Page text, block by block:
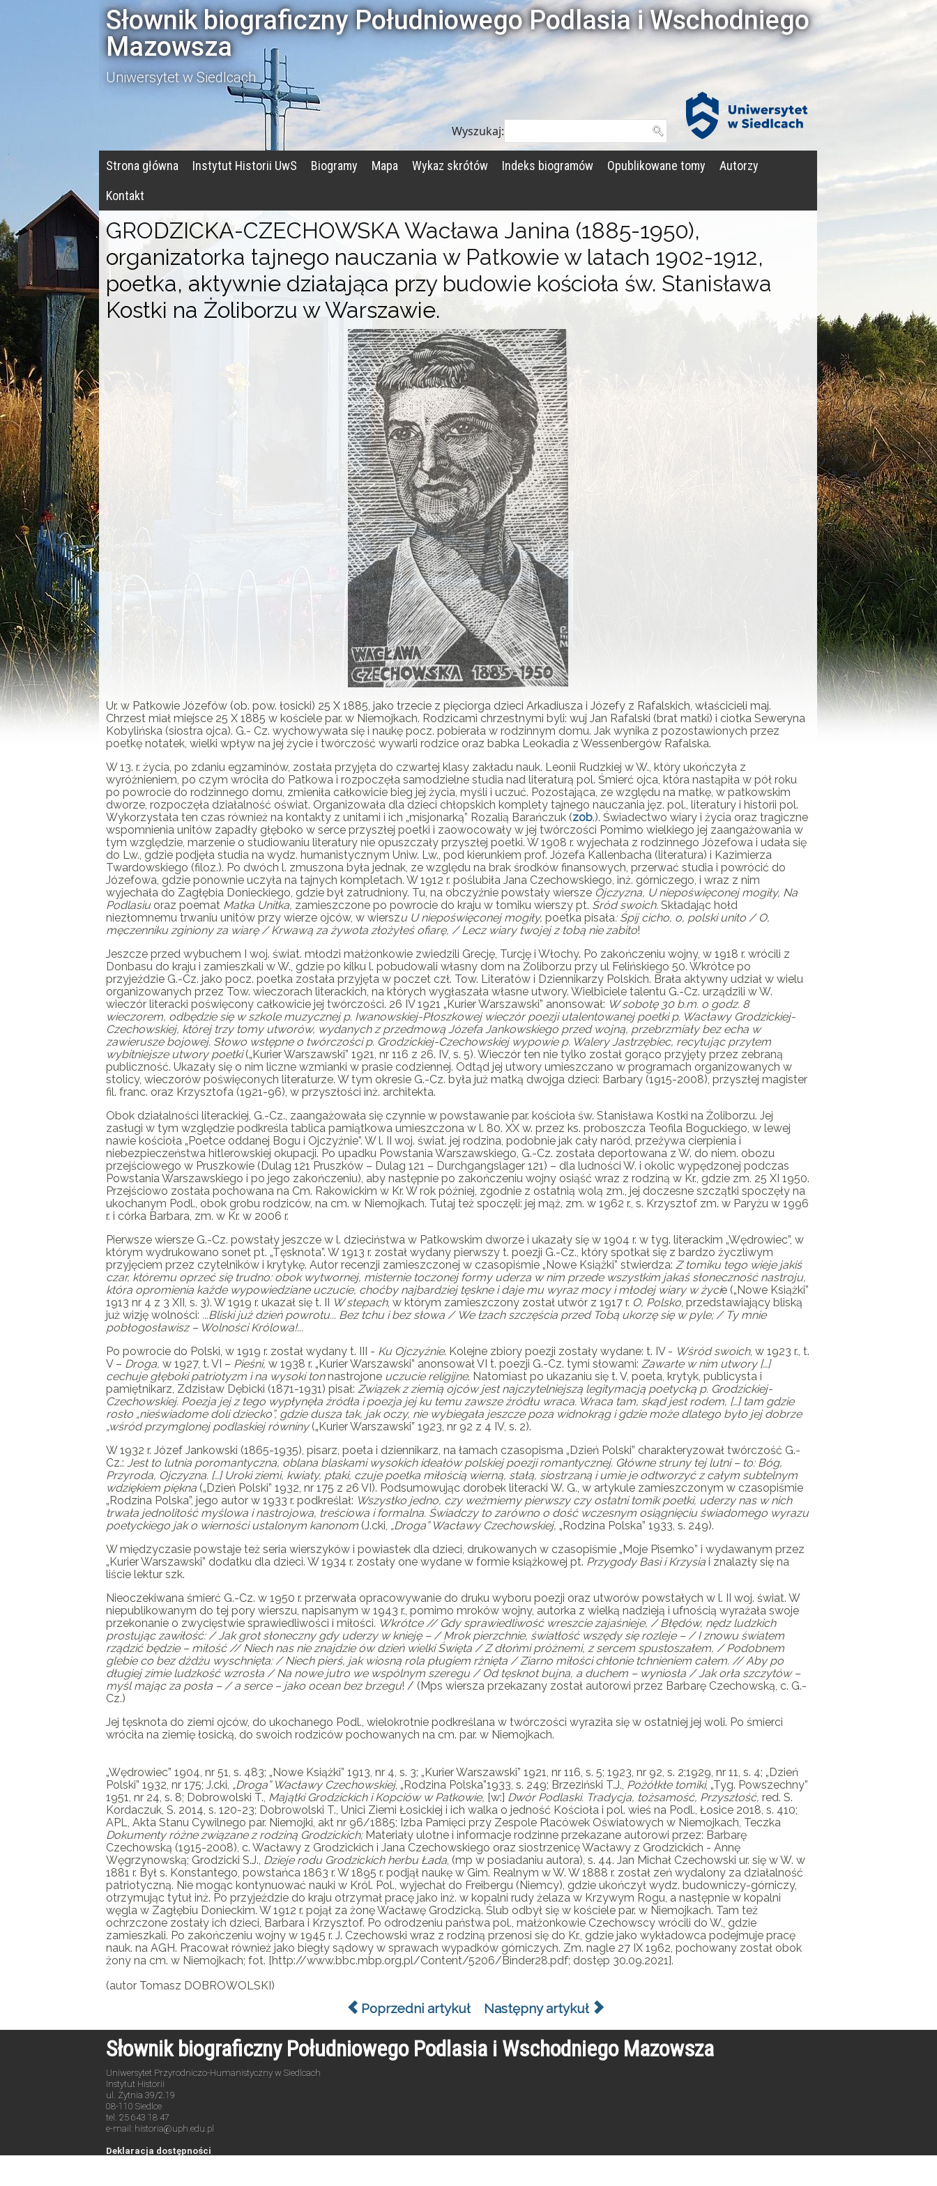
Słownik biograficzny Południowego Podlasia i Wschodniego
Mazowsza
Uniwersytet w Siedlcach
Wyszukaj:
Strona główna Instytut Historii UwS Biogramy Mapa Wykaz skrótów Indeks biogramów Opublikowane tomy Autorzy
Kontakt
GRODZICKA-CZECHOWSKA Wacława Janina (1885-1950),
organizatorka tajnego nauczania w Patkowie w latach 1902-1912,
poetka, aktywnie działająca przy budowie kościoła św. Stanisława
Kostki na Żoliborzu w Warszawie.
Ur. w Patkowie Józefów (ob. pow. łosicki) 25 X 1885, jako trzecie z pięciorga dzieci Arkadiusza i Józefy z Rafalskich, właścicieli maj.
Chrzest miał miejsce 25 X 1885 w kościele par. w Niemojkach. Rodzicami chrzestnymi byli: wuj Jan Rafalski (brat matki) i ciotka Seweryna
Kobylińska (siostra ojca). G.- Cz. wychowywała się i naukę pocz. pobierała w rodzinnym domu. Jak wynika z pozostawionych przez
poetkę notatek, wielki wpływ na jej życie i twórczość wywarli rodzice oraz babka Leokadia z Wessenbergów Rafalska.
W 13. r. życia, po zdaniu egzaminów, została przyjęta do czwartej klasy zakładu nauk. Leonii Rudzkiej w W., który ukończyła z
wyróżnieniem, po czym wróciła do Patkowa i rozpoczęła samodzielne studia nad literaturą pol. Śmierć ojca, która nastąpiła w pół roku
po powrocie do rodzinnego domu, zmieniła całkowicie bieg jej życia, myśli i uczuć. Pozostająca, ze względu na matkę, w patkowskim
dworze, rozpoczęła działalność oświat. Organizowała dla dzieci chłopskich komplety tajnego nauczania jęz. pol., literatury i historii pol.
Wykorzystała ten czas również na kontakty z unitami i ich „misjonarką” Rozalią Barańczuk (zob.). Świadectwo wiary i życia oraz tragiczne
wspomnienia unitów zapadły głęboko w serce przyszłej poetki i zaowocowały w jej twórczości Pomimo wielkiego jej zaangażowania w
tym względzie, marzenie o studiowaniu literatury nie opuszczały przyszłej poetki. W 1908 r. wyjechała z rodzinnego Józefowa i udała się
do Lw., gdzie podjęła studia na wydz. humanistycznym Uniw. Lw., pod kierunkiem prof. Józefa Kallenbacha (literatura) i Kazimierza
Twardowskiego (filoz.). Po dwóch l. zmuszona była jednak, ze względu na brak środków finansowych, przerwać studia i powrócić do
Józefowa, gdzie ponownie uczyła na tajnych kompletach. W 1912 r. poślubiła Jana Czechowskiego, inż. górniczego, i wraz z nim
wyjechała do Zagłębia Donieckiego, gdzie był zatrudniony. Tu, na obczyźnie powstały wiersze Ojczyzna, U niepoświęconej mogiły, Na
Podlasiu oraz poemat Matka Unitka, zamieszczone po powrocie do kraju w tomiku wierszy pt. Śród swoich. Składając hołd
niezłomnemu trwaniu unitów przy wierze ojców, w wierszu U niepoświęconej mogiły, poetka pisała: Śpij cicho, o, polski unito / O,
męczenniku zginiony za wiarę / Krwawą za żywota złożyłeś ofiarę, / Lecz wiary twojej z tobą nie zabito!
Jeszcze przed wybuchem I woj. świat. młodzi małżonkowie zwiedzili Grecję, Turcję i Włochy. Po zakończeniu wojny, w 1918 r. wrócili z
Donbasu do kraju i zamieszkali w W., gdzie po kilku l. pobudowali własny dom na Żoliborzu przy ul Felińskiego 50. Wkrótce po
przyjeździe G.-Cz. jako pocz. poetka została przyjęta w poczet czł. Tow. Literatów i Dziennikarzy Polskich. Brała aktywny udział w wielu
organizowanych przez Tow. wieczorach literackich, na których wygłaszała własne utwory. Wielbiciele talentu G.-Cz. urządzili w W.
wieczór literacki poświęcony całkowicie jej twórczości. 26 IV 1921 „Kurier Warszawski” anonsował: W sobotę 30 b.m. o godz. 8
wieczorem, odbędzie się w szkole muzycznej p. Iwanowskiej-Płoszkowej wieczór poezji utalentowanej poetki p. Wacławy Grodzickiej-
Czechowskiej, której trzy tomy utworów, wydanych z przedmową Józefa Jankowskiego przed wojną, przebrzmiały bez echa w
zawierusze bojowej. Słowo wstępne o twórczości p. Grodzickiej-Czechowskiej wypowie p. Walery Jastrzębiec, recytując przytem
wybitniejsze utwory poetki(„Kurier Warszawski” 1921, nr 116 z 26. IV, s. 5).Wieczór ten nie tylko został gorąco przyjęty przez zebraną
publiczność. Ukazały się o nim liczne wzmianki w prasie codziennej. Odtąd jej utwory umieszczano w programach organizowanych w
stolicy, wieczorów poświęconych literaturze. W tym okresie G.-Cz. była już matką dwojga dzieci: Barbary (1915-2008), przyszłej magister
fil. franc. oraz Krzysztofa (1921-96), w przyszłości inż. architekta.
Obok działalności literackiej, G.-Cz., zaangażowała się czynnie w powstawanie par. kościoła św. Stanisława Kostki na Żoliborzu. Jej
zasługi w tym względzie podkreśla tablica pamiątkowa umieszczona w l. 80. XX w. przez ks. proboszcza Teofila Boguckiego, w lewej
nawie kościoła „Poetce oddanej Bogu i Ojczyźnie”. W l. II woj. świat. jej rodzina, podobnie jak cały naród, przeżywa cierpienia i
niebezpieczeństwa hitlerowskiej okupacji. Po upadku Powstania Warszawskiego, G.-Cz. została deportowana z W. do niem. obozu
przejściowego w Pruszkowie (Dulag 121 Pruszków – Dulag 121 – Durchgangslager 121) – dla ludności W. i okolic wypędzonej podczas
Powstania Warszawskiego i po jego zakończeniu), aby następnie po zakończeniu wojny osiąść wraz z rodziną w Kr., gdzie zm. 25 XI 1950.
Przejściowo została pochowana na Cm. Rakowickim w Kr. W rok później, zgodnie z ostatnią wolą zm., jej doczesne szczątki spoczęły na
ukochanym Podl., obok grobu rodziców, na cm. w Niemojkach. Tutaj też spoczęli: jej mąż, zm. w 1962 r., s. Krzysztof zm. w Paryżu w 1996
r. i córka Barbara, zm. w Kr. w 2006 r.
Pierwsze wiersze G.-Cz. powstały jeszcze w l. dzieciństwa w Patkowskim dworze i ukazały się w 1904 r. w tyg. literackim „Wędrowiec”, w
którym wydrukowano sonet pt. „Tęsknota”. W 1913 r. został wydany pierwszy t. poezji G.-Cz., który spotkał się z bardzo życzliwym
przyjęciem przez czytelników i krytykę. Autor recenzji zamieszczonej w czasopiśmie „Nowe Książki” stwierdza: Z tomiku tego wieje jakiś
czar, któremu oprzeć się trudno: obok wytwornej, misternie toczonej formy uderza w nim przede wszystkim jakaś słoneczność nastroju,
która opromienia każde wypowiedziane uczucie, choćby najbardziej tęskne i daje mu wyraz mocy i młodej wiary w życie („Nowe Książki”
1913 nr 4 z 3 XII, s. 3). W 1919 r. ukazał się t. II W stepach, w którym zamieszczony został utwór z 1917 r. O, Polsko, przedstawiający bliską
już wizję wolności: ...Bliski już dzień powrotu... Bez tchu i bez słowa / We łzach szczęścia przed Tobą ukorzę się w pyle; / Ty mnie
pobłogosławisz – Wolności Królowa!...
Po powrocie do Polski, w 1919 r. został wydany t. III - Ku Ojczyźnie. Kolejne zbiory poezji zostały wydane: t. IV - Wśród swoich, w 1923 r., t.
V – Droga, w 1927, t. VI – Pieśni, w 1938 r. „Kurier Warszawski” anonsował VI t. poezji G.-Cz. tymi słowami: Zawarte w nim utwory […]
cechuje głęboki patriotyzm i na wysoki tonnastrojone uczucie religijne. Natomiast po ukazaniu się t. V, poeta, krytyk, publicysta i
pamiętnikarz, Zdzisław Dębicki (1871-1931) pisał: Związek z ziemią ojców jest najczytelniejszą legitymacją poetycką p. Grodzickiej-
Czechowskiej. Poezja jej z tego wypłynęła źródła i poezja jej ku temu zawsze źródłu wraca. Wraca tam, skąd jest rodem, […] tam gdzie
rosło „nieświadome doli dziecko”, gdzie dusza tak, jak oczy, nie wybiegała jeszcze poza widnokrąg i gdzie może dlatego było jej dobrze
„wśród przymglonej podlaskiej równiny („Kurier Warszawski” 1923, nr 92 z 4 IV, s. 2).
W 1932 r. Józef Jankowski (1865-1935), pisarz, poeta i dziennikarz, na łamach czasopisma „Dzień Polski” charakteryzował twórczość G.-
Cz.: Jest to lutnia poromantyczna, oblana blaskami wysokich ideałów polskiej poezji romantycznej. Główne struny tej lutni – to: Bóg,
Przyroda, Ojczyzna. […] Uroki ziemi, kwiaty, ptaki, czuje poetka miłością wierną, stałą, siostrzaną i umie je odtworzyć z całym subtelnym
wdziękiem piękna („Dzień Polski” 1932, nr 175 z 26 VI). Podsumowując dorobek literacki W. G., w artykule zamieszczonym w czasopiśmie
„Rodzina Polska”, jego autor w 1933 r. podkreślał: Wszystko jedno, czy weźmiemy pierwszy czy ostatni tomik poetki, uderzy nas w nich
trwała jednolitość myślowa i nastrojowa, treściowa i formalna. Świadczy to zarówno o dość wczesnym osiągnięciu świadomego wyrazu
poetyckiego jak o wierności ustalonym kanonom (J.cki, „Droga” Wacławy Czechowskiej, „Rodzina Polska” 1933, s. 249).
W międzyczasie powstaje też seria wierszyków i powiastek dla dzieci, drukowanych w czasopiśmie „Moje Pisemko” i wydawanym przez
„Kurier Warszawski” dodatku dla dzieci. W 1934 r. zostały one wydane w formie książkowej pt. Przygody Basi i Krzysia i znalazły się na
liście lektur szk.
Nieoczekiwana śmierć G.-Cz. w 1950 r. przerwała opracowywanie do druku wyboru poezji oraz utworów powstałych w l. II woj. świat. W
niepublikowanym do tej pory wierszu, napisanym w 1943 r., pomimo mroków wojny, autorka z wielką nadzieją i ufnością wyrażała swoje
przekonanie o zwycięstwie sprawiedliwości i miłości. Wkrótce // Gdy sprawiedliwość wreszcie zajaśnieje, / Błędów, nędz ludzkich
prostując zawiłość: / Jak grot słoneczny gdy uderzy w knieję – / Mrok pierzchnie, światłość wszędy się rozleje – / I znowu światem
rządzić będzie – miłość // Niech nas nie znajdzie ów dzień wielki Święta / Z dłońmi próżnemi, z sercem spustoszałem, / Podobnem
glebie co bez dżdżu wyschnięta: / Niech pierś, jak wiosną rola pługiem rżnięta / Ziarno miłości chłonie tchnieniem całem. // Aby po
długiej zimie ludzkość wzrosła / Na nowe jutro we wspólnym szeregu / Od tęsknot bujna, a duchem – wyniosła / Jak orła szczytów –
myśl mając za posła – / a serce – jako ocean bez brzegu! / (Mps wiersza przekazany został autorowi przez Barbarę Czechowską, c. G.-
Cz.)
Jej tęsknota do ziemi ojców, do ukochanego Podl., wielokrotnie podkreślana w twórczości wyraziła się w ostatniej jej woli. Po śmierci
wróciła na ziemię łosicką, do swoich rodziców pochowanych na cm. par. w Niemojkach.
„Wędrowiec” 1904, nr 51, s. 483; „Nowe Książki” 1913, nr 4, s. 3; „Kurier Warszawski” 1921, nr 116, s. 5; 1923, nr 92, s. 2;1929, nr 11, s. 4; „Dzień
Polski” 1932, nr 175; J.cki, „Droga” Wacławy Czechowskiej, „Rodzina Polska”1933, s. 249; Brzeziński T.J., Pożółkłe tomiki, „Tyg. Powszechny”
1951, nr 24, s. 8; Dobrowolski T., Majątki Grodzickich i Kopciów w Patkowie, [w:] Dwór Podlaski. Tradycja, tożsamość, Przyszłość, red. S.
Kordaczuk, S. 2014, s. 120-23; Dobrowolski T., Unici Ziemi Łosickiej i ich walka o jedność Kościoła i pol. wieś na Podl., Łosice 2018, s. 410;
APL, Akta Stanu Cywilnego par. Niemojki, akt nr 96/1885; Izba Pamięci przy Zespole Placówek Oświatowych w Niemojkach, Teczka
Dokumenty różne związane z rodziną Grodzickich;Materiały ulotne i informacje rodzinne przekazane autorowi przez: Barbarę
Czechowską (1915-2008), c. Wacławy z Grodzickich i Jana Czechowskiego oraz siostrzenicę Wacławy z Grodzickich - Annę
Węgrzynowską; Grodzicki S.J., Dzieje rodu Grodzickich herbu Łada, (mp w posiadaniu autora), s. 44. Jan Michał Czechowski ur. się w W. w
1881 r. Był s. Konstantego, powstańca 1863 r. W 1895 r. podjął naukę w Gim. Realnym w W. W 1888 r. został zeń wydalony za działalność
patriotyczną. Nie mogąc kontynuować nauki w Król. Pol., wyjechał do Freibergu (Niemcy), gdzie ukończył wydz. budowniczy-górniczy,
otrzymując tytuł inż. Po przyjeździe do kraju otrzymał pracę jako inż. w kopalni rudy żelaza w Krzywym Rogu, a następnie w kopalni
węgla w Zagłębiu Donieckim. W 1912 r. pojął za żonę Wacławę Grodzicką. Ślub odbył się w kościele par. w Niemojkach. Tam też
ochrzczone zostały ich dzieci, Barbara i Krzysztof. Po odrodzeniu państwa pol., małżonkowie Czechowscy wrócili do W., gdzie
zamieszkali. Po zakończeniu wojny w 1945 r. J. Czechowski wraz z rodziną przenosi się do Kr., gdzie jako wykładowca podejmuje pracę
nauk. na AGH. Pracował również jako biegły sądowy w sprawach wypadków górniczych. Zm. nagle 27 IX 1962, pochowany został obok
żony na cm. w Niemojkach; fot. [http://www.bbc.mbp.org.pl/Content/5206/Binder28.pdf; dostęp 30.09.2021].
(autor Tomasz DOBROWOLSKI)
Poprzedni artykuł Następny artykuł
Słownik biograficzny Południowego Podlasia i Wschodniego Mazowsza
Uniwersytet Przyrodniczo-Humanistyczny w Siedlcach
Instytut Historii
ul. Żytnia 39/2.19
08-110 Siedlce
tel. 25 643 18 47
e-mail: historia@uph.edu.pl
Deklaracja dostępności